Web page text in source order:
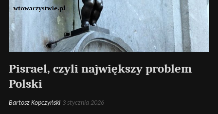
Pisrael, czyli największy problem
Polski
Bartosz Kopczyński 3 stycznia 2026